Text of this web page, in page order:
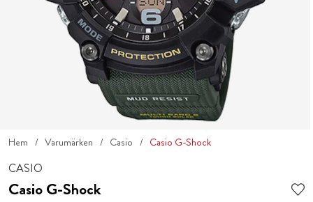
Hem Varumärken Casio Casio G-Shock
CASIO
Casio G-Shock